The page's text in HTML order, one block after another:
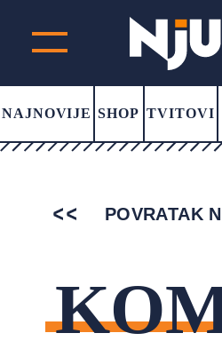
NAJNOVIJE SHOP TVITOVI
POVRATAK